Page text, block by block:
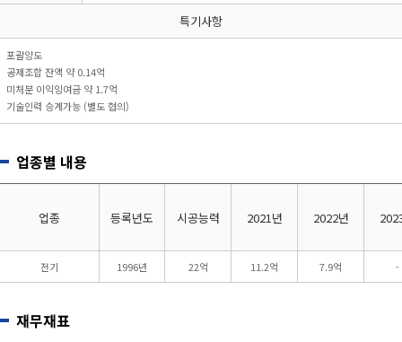
특기사항
포괄양도
공제조합 잔액 약 0.14억
미처분 이익잉여금 약 1.7억
기술인력 승계가능 (별도 협의)
업종별 내용
업종 등록년도 시공능력 2021년 2022년
전기 1996년 22억 11.2억 7.9억 -
재무재표